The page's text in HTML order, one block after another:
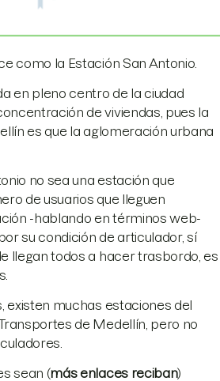
como la Estación San Antonio.
en pleno centro de la ciudad
de viviendas, pues la
es que la aglomeración urbana
no sea una estación que
de usuarios que lleguen
-hablando en términos web-
su condición de articulador, sí
llegan todos a hacer trasbordo, es
existen muchas estaciones del
de Medellín, pero no
sean (más enlaces reciban)